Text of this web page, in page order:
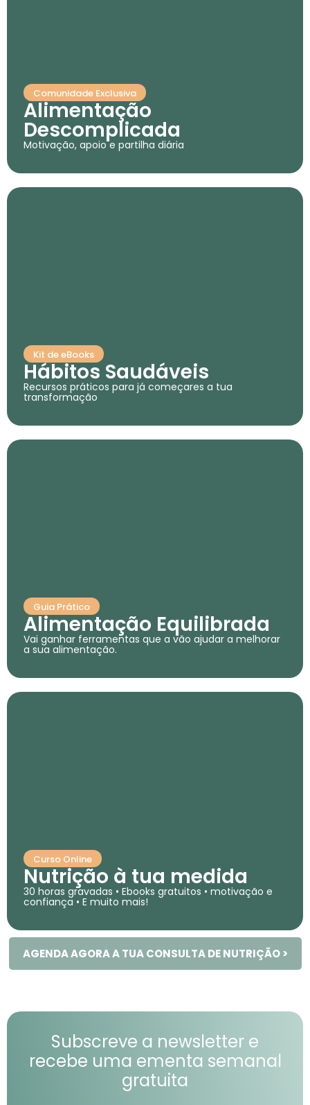
Comunidade Exclusiva
Alimentação
Descomplicada
Motivação, apoio e partilha diária
Kit de eBooks
Hábitos Saudáveis
Recursos práticos para já começares a tua
transformação
Guia Prático
Alimentação Equilibrada
Vai ganhar ferramentas que a vão ajudar a melhorar
a sua alimentação.
Curso Online
Nutrição à tua medida
30 horas gravadas • Ebooks gratuitos • motivação e
confiança • E muito mais!
AGENDA AGORA A TUA CONSULTA DE NUTRIÇÃO >
Subscreve a newsletter e
recebe uma ementa semanal
gratuita